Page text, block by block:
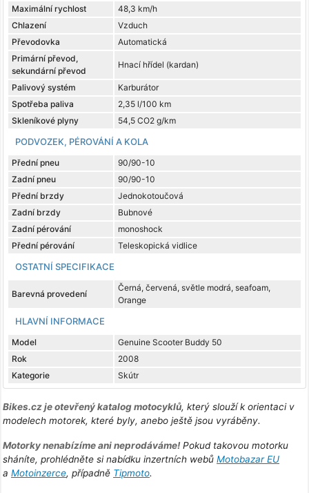
Maximální rychlost
48,3 km/h
Chlazení
Vzduch
Převodovka
Automatická
Primární převod,
sekundární převod
Hnací hřídel (kardan)
Palivový systém
Karburátor
Spotřeba paliva
2,35 l/100 km
Skleníkové plyny
54,5 CO2 g/km
PODVOZEK, PÉROVÁNÍ A KOLA
Přední pneu
90/90-10
Zadní pneu
90/90-10
Přední brzdy
Jednokotoučová
Zadní brzdy
Bubnové
Zadní pérování
monoshock
Přední pérování
Teleskopická vidlice
OSTATNÍ SPECIFIKACE
Barevná provedení
Černá, červená, světle modrá, seafoam,
Orange
HLAVNÍ INFORMACE
Model
Genuine Scooter Buddy 50
Rok
2008
Kategorie
Skútr
Bikes.cz je otevřený katalog motocyklů, který slouží k orientaci v
modelech motorek, které byly, anebo ještě jsou vyráběny.
Motorky nenabízíme ani neprodáváme!Pokud takovou motorku
sháníte, prohlédněte si nabídku inzertních webů Motobazar EU
a Motoinzerce, případně Tipmoto.